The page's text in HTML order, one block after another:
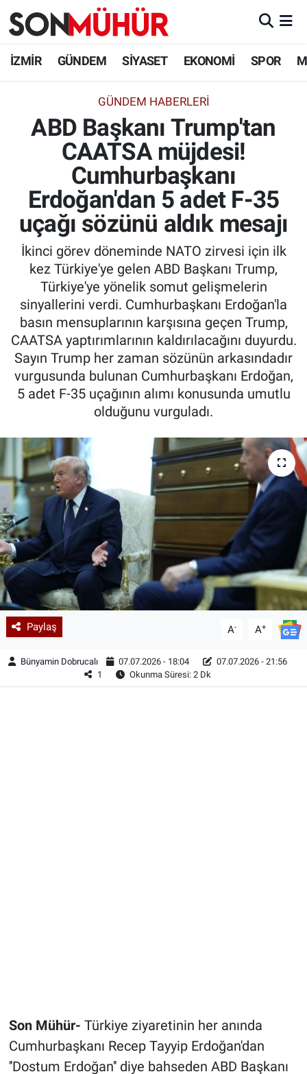
İZMİR GÜNDEM SİYASET EKONOMİ SPOR
GÜNDEM HABERLERI
ABD Başkanı Trump'tan
CAATSA müjdesi!
Cumhurbaşkanı
Erdoğan'dan 5 adet F-35
uçağı sözünü aldık mesajı
İkinci görev döneminde NATO zirvesi için ilk
kez Türkiye'ye gelen ABD Başkanı Trump,
Türkiye'ye yönelik somut gelişmelerin
sinyallerini verdi. Cumhurbaşkanı Erdoğan'la
basın mensuplarının karşısına geçen Trump,
CAATSA yaptırımlarının kaldırılacağını duyurdu.
Sayın Trump her zaman sözünün arkasındadır
vurgusunda bulunan Cumhurbaşkanı Erdoğan,
5 adet F-35 uçağının alımı konusunda umutlu
olduğunu vurguladı.
Paylaş A- A+
Bünyamin Dobrucalı 07.07.2026 - 18:04
07.07.2026 - 21:56
1
Okunma Süresi: 2 Dk
Son Mühür- Türkiye ziyaretinin her anında
Cumhurbaşkanı Recep Tayyip Erdoğan'dan
''Dostum Erdoğan'' diye bahseden ABD Başkanı
İzmir Nöbetçi Eczaneler
İzmir Namaz Vakitleri
İzmir Trafik Yoğunluk Haritası
Süper Lig Puan Durumu ve Fikstür
Tüm Manşetler
Son Dakika Haberleri
Haber Arşivi